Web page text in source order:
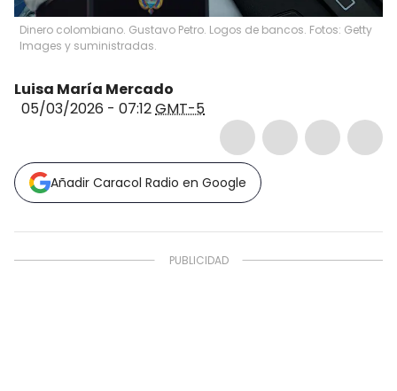
Dinero colombiano. Gustavo Petro. Logos de bancos. Fotos: Getty
Images y suministradas.
Luisa María Mercado
05/03/2026 - 07:12GMT-5
Añadir Caracol Radio en Google